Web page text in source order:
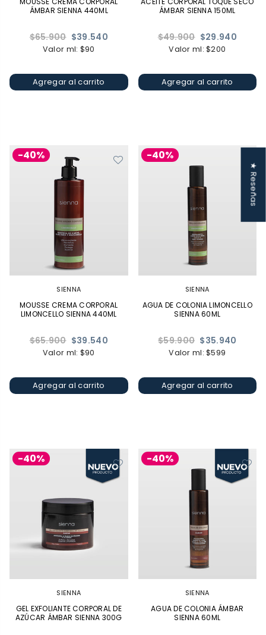
ÁMBAR SIENNA 440ML
Precio
habitual
$65.900 $39.540
Valor ml: $90
Agregar al carrito
ÁMBAR SIENNA 150ML
Precio
habitual
$49.900 $29.940
Valor ml: $200
Agregar al carrito
-40%
SIENNA
MOUSSE CREMA CORPORAL
LIMONCELLO SIENNA 440ML
Precio
habitual
$65.900 $39.540
Valor ml: $90
Agregar al carrito
-40%
SIENNA
AGUA DE COLONIA LIMONCELLO
SIENNA 60ML
Precio
habitual
$59.900 $35.940
Valor ml: $599
Agregar al carrito
-40%
SIENNA
GEL EXFOLIANTE CORPORAL DE
AZÚCAR ÁMBAR SIENNA 300G
-40%
SIENNA
AGUA DE COLONIA ÁMBAR
SIENNA 60ML
★ Reseñas